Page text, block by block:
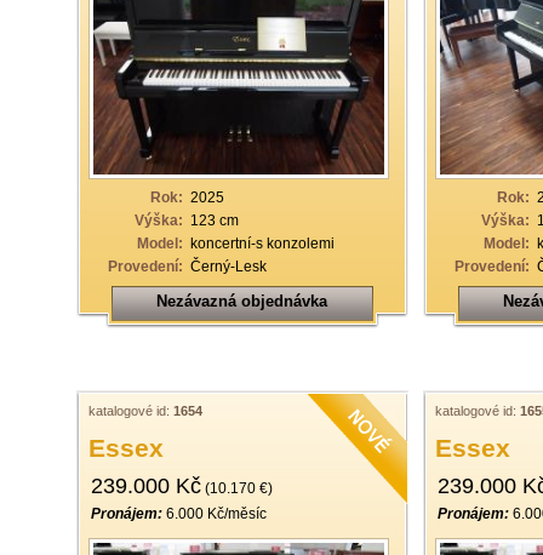
Rok: 2025
Výška: 123 cm
Model: koncertní-s konzolemi
Provedení: Černý-Lesk
Nezávazná objednávka
Rok:
Výška:
Model:
Provedení:
katalogové id: 1654
Essex
239.000 Kč (10.170 €)
Pronájem: 6.000 Kč/měsíc
katalogové id:
Essex
239.000
Pronájem: